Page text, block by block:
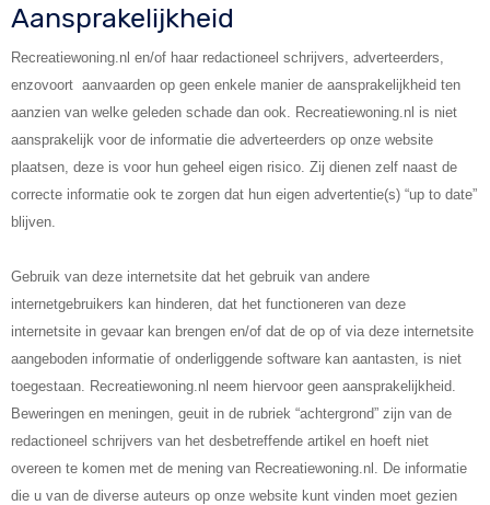
Aansprakelijkheid
Recreatiewoning.nl en/of haar redactioneel schrijvers, adverteerders,
enzovoort aanvaarden op geen enkele manier de aansprakelijkheid ten
aanzien van welke geleden schade dan ook. Recreatiewoning.nl is niet
aansprakelijk voor de informatie die adverteerders op onze website
plaatsen, deze is voor hun geheel eigen risico. Zij dienen zelf naast de
correcte informatie ook te zorgen dat hun eigen advertentie(s) “up to date”
blijven.
Gebruik van deze internetsite dat het gebruik van andere
internetgebruikers kan hinderen, dat het functioneren van deze
internetsite in gevaar kan brengen en/of dat de op of via deze internetsite
aangeboden informatie of onderliggende software kan aantasten, is niet
toegestaan. Recreatiewoning.nl neem hiervoor geen aansprakelijkheid.
Beweringen en meningen, geuit in de rubriek “achtergrond” zijn van de
redactioneel schrijvers van het desbetreffende artikel en hoeft niet
overeen te komen met de mening van Recreatiewoning.nl. De informatie
die u van de diverse auteurs op onze website kunt vinden moet gezien